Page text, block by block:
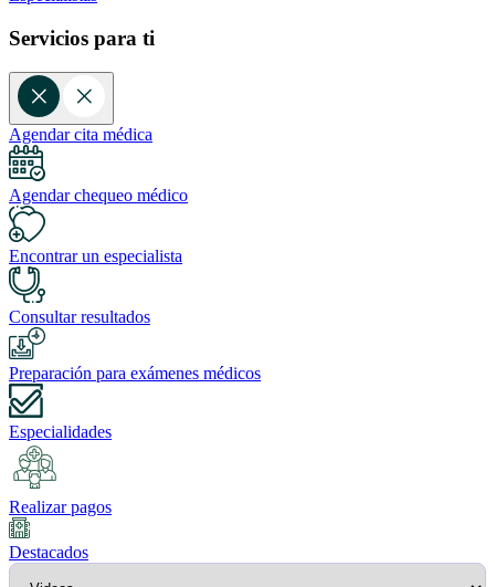
Servicios para ti
Agendar cita médica
Agendar chequeo médico
Encontrar un especialista
Consultar resultados
Preparación para exámenes médicos
Especialidades
Realizar pagos
Destacados